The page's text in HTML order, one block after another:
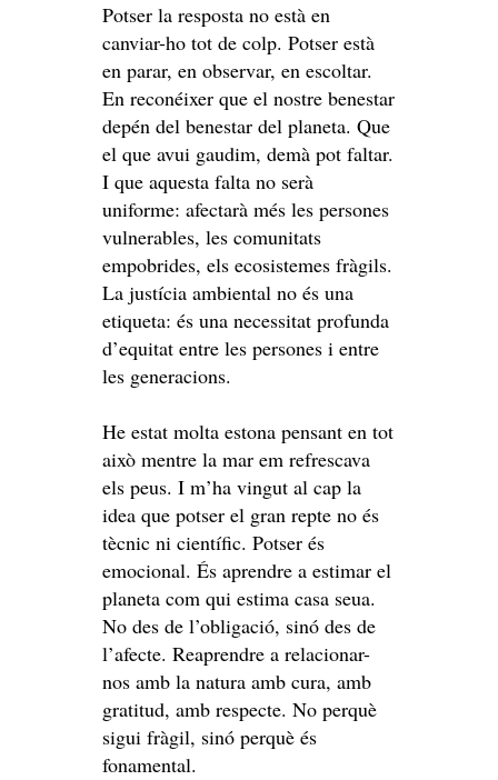
Potser la resposta no està en
canviar-ho tot de colp. Potser està
en parar, en observar, en escoltar.
En reconéixer que el nostre benestar
depén del benestar del planeta. Que
el que avui gaudim, demà pot faltar.
I que aquesta falta no serà
uniforme: afectarà més les persones
vulnerables, les comunitats
empobrides, els ecosistemes fràgils.
La justícia ambiental no és una
etiqueta: és una necessitat profunda
d’equitat entre les persones i entre
les generacions.
He estat molta estona pensant en tot
això mentre la mar em refrescava
els peus. I m’ha vingut al cap la
idea que potser el gran repte no és
tècnic ni científic. Potser és
emocional. És aprendre a estimar el
planeta com qui estima casa seua.
No des de l’obligació, sinó des de
l’afecte. Reaprendre a relacionar-
nos amb la natura amb cura, amb
gratitud, amb respecte. No perquè
sigui fràgil, sinó perquè és
fonamental.